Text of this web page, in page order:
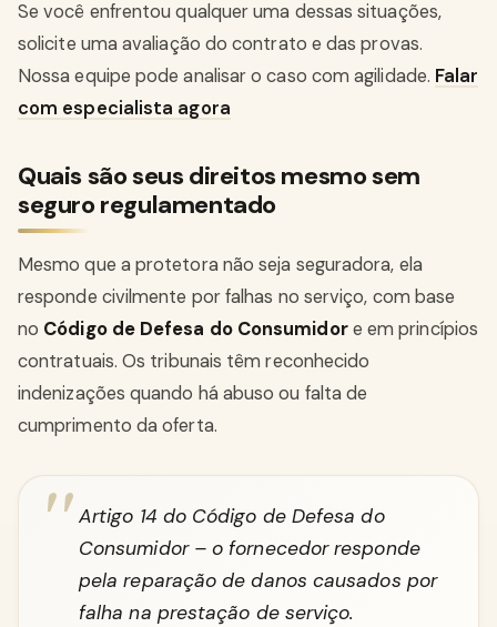
Se você enfrentou qualquer uma dessas situações,
solicite uma avaliação do contrato e das provas.
Nossa equipe pode analisar o caso com agilidade. Falar
com especialista agora
Quais são seus direitos mesmo sem
seguro regulamentado
Mesmo que a protetora não seja seguradora, ela
responde civilmente por falhas no serviço, com base
no Código de Defesa do Consumidore em princípios
contratuais. Os tribunais têm reconhecido
indenizações quando há abuso ou falta de
cumprimento da oferta.
Artigo 14 do Código de Defesa do
Consumidor – o fornecedor responde
pela reparação de danos causados por
falha na prestação de serviço.